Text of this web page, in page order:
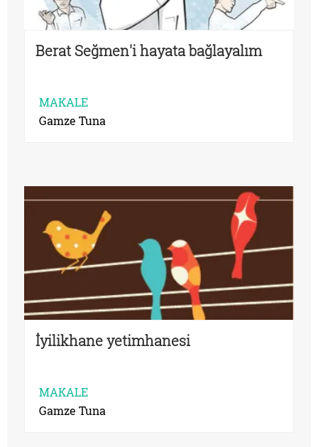
Berat Seğmen'i hayata bağlayalım
MAKALE
Gamze Tuna
İyilikhane yetimhanesi
MAKALE
Gamze Tuna